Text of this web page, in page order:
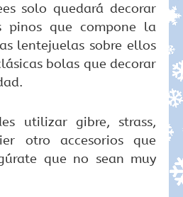
solo quedará decorar
pinos que compone la
lentejuelas sobre ellos
bolas que decorar
utilizar gibre, strass,
otro accesorios que
que no sean muy